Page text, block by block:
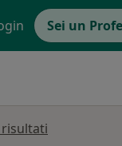
Sei un